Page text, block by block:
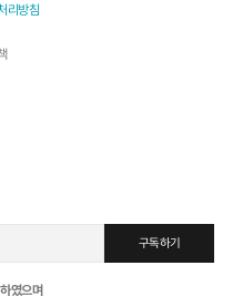
리방침
구독하기
였으며